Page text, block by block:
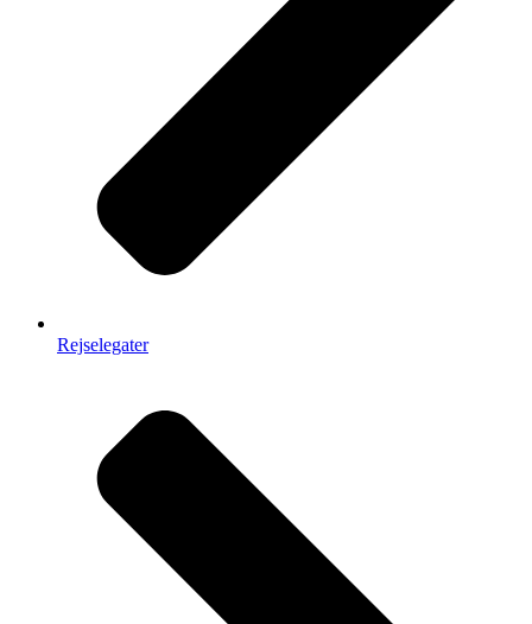
Rejselegater